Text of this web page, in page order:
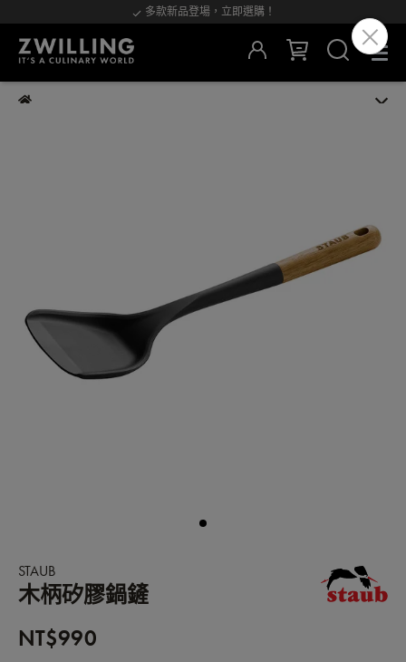
多款新品登場，立即選購！
STAUB
木柄矽膠鍋鏟
NT$990